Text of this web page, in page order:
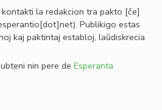
kontakti la redakcion tra pakto [ĉe]
. Publikigo estas
kaj paktintaj establoj, laŭdiskrecia
nin pere de Esperanta